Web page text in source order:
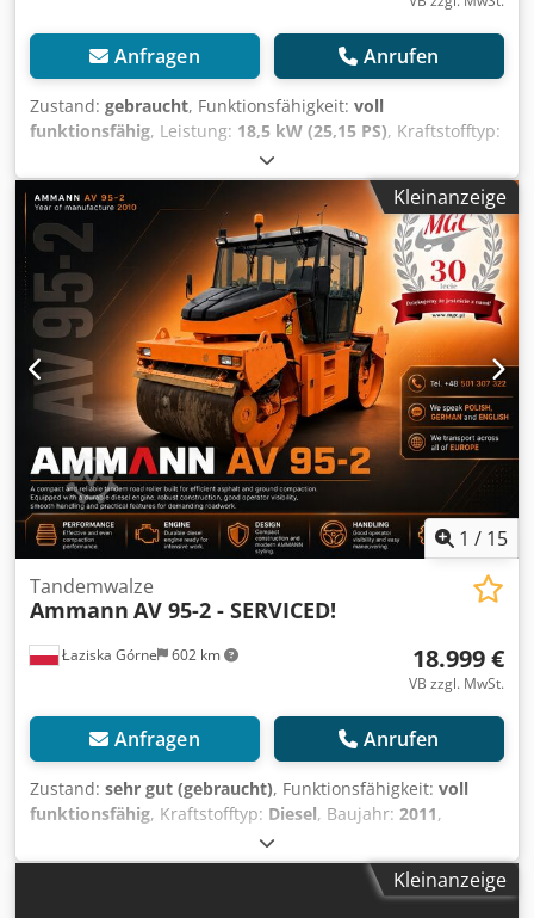
Anfragen Anrufen
Zustand: gebraucht, Funktionsfähigkeit: voll
funktionsfähig, Leistung: 18,5 kW (25,15 PS), Kraftstofftyp:
3.000 kg
Betriebsgewicht:2.500 kg, Baujahr:2001, HAMM HD 10 K
Djdpoyl Sbcjfx Acpjck
Kleinanzeige
1 / 15
Łaziska Górne 602 km
Tandemwalze
Ammann AV 95-2 - SERVICED!
18.999 €
VB zzgl. MwSt.
Anfragen Anrufen
Zustand: sehr gut (gebraucht), Funktionsfähigkeit: voll
funktionsfähig, Kraftstofftyp: Diesel, Baujahr: 2011,
, Ausstattung:
Bordcomputer, Greiferhydraulik, Zusatzscheinwerfer,
, Zum Verkauf steht eine Straßenwalze, die
Kleinanzeige